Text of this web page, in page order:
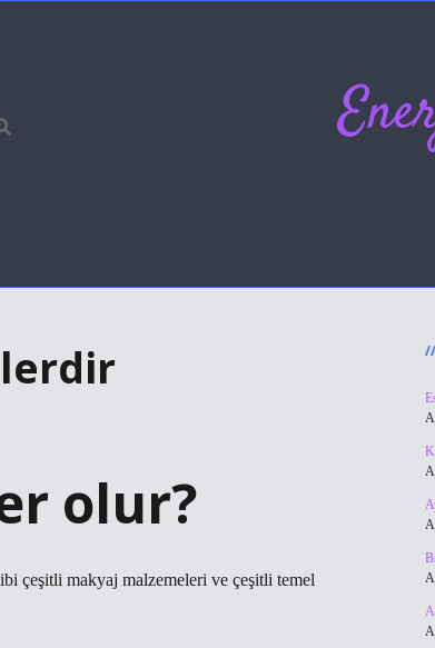
olur?
çeşitli makyaj malzemeleri ve çeşitli temel